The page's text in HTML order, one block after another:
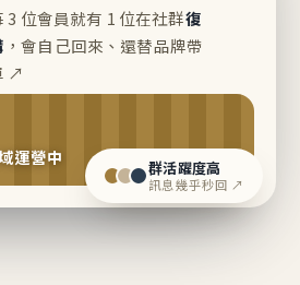
3 位會員就有 1 位在社群復
，會自己回來、還替品牌帶
↗
運營中 群活躍度高
訊息幾乎秒回 ↗